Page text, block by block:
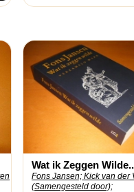
Wat ik Zeggen
Fons Jansen; Kick van der
(Samengesteld door);